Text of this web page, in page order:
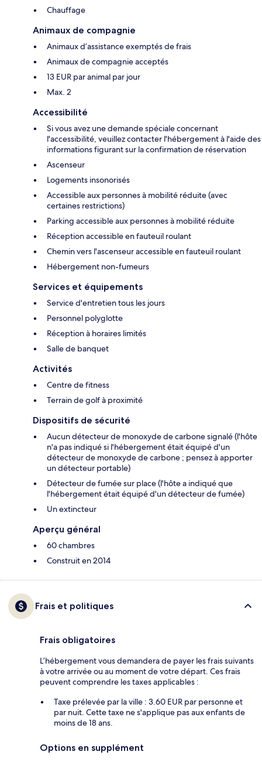
Chauffage
Animaux de compagnie
Animaux d’assistance exemptés de frais
Animaux de compagnie acceptés
13 EUR par animal par jour
Max. 2
Accessibilité
Si vous avez une demande spéciale concernant
l'accessibilité, veuillez contacter l'hébergement à l'aide des
informations figurant sur la confirmation de réservation
Ascenseur
Logements insonorisés
Accessible aux personnes à mobilité réduite (avec
certaines restrictions)
Parking accessible aux personnes à mobilité réduite
Réception accessible en fauteuil roulant
Chemin vers l'ascenseur accessible en fauteuil roulant
Hébergement non-fumeurs
Services et équipements
Service d'entretien tous les jours
Personnel polyglotte
Réception à horaires limités
Salle de banquet
Activités
Centre de fitness
Terrain de golf à proximité
Dispositifs de sécurité
Aucun détecteur de monoxyde de carbone signalé (l'hôte
n'a pas indiqué si l'hébergement était équipé d'un
détecteur de monoxyde de carbone ; pensez à apporter
un détecteur portable)
Détecteur de fumée sur place (l'hôte a indiqué que
l'hébergement était équipé d'un détecteur de fumée)
Un extincteur
Aperçu général
60 chambres
Construit en 2014
Frais et politiques
Frais obligatoires
L’hébergement vous demandera de payer les frais suivants
à votre arrivée ou au moment de votre départ. Ces frais
peuvent comprendre les taxes applicables :
Taxe prélevée par la ville : 3.60 EUR par personne et
par nuit. Cette taxe ne s'applique pas aux enfants de
moins de 18 ans.
Options en supplément